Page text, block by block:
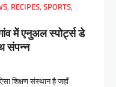
, RECIPES, SPORTS,
में एनुअल स्पोर्ट्स डे
संपन्न
शिक्षण संस्थान है जहाँ